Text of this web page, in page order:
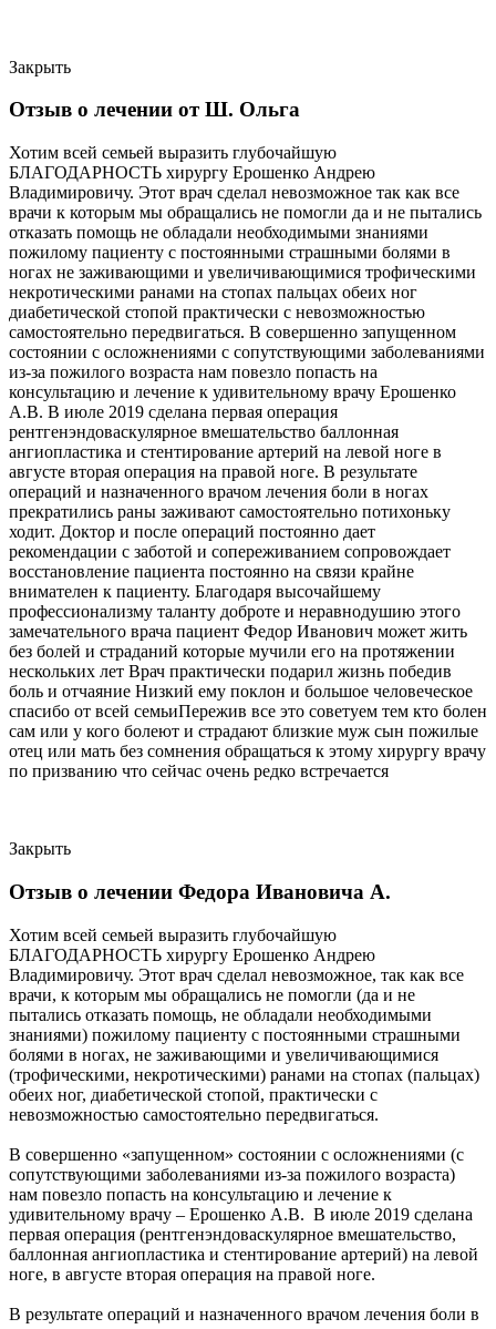
Закрыть
Отзыв о лечении от Ш. Ольга
Хотим всей семьей выразить глубочайшую
БЛАГОДАРНОСТЬ хирургу Ерошенко Андрею
Владимировичу. Этот врач сделал невозможное так как все
врачи к которым мы обращались не помогли да и не пытались
отказать помощь не обладали необходимыми знаниями
пожилому пациенту с постоянными страшными болями в
ногах не заживающими и увеличивающимися трофическими
некротическими ранами на стопах пальцах обеих ног
диабетической стопой практически с невозможностью
самостоятельно передвигаться. В совершенно запущенном
состоянии с осложнениями с сопутствующими заболеваниями
из-за пожилого возраста нам повезло попасть на
консультацию и лечение к удивительному врачу Ерошенко
А.В. В июле 2019 сделана первая операция
рентгенэндоваскулярное вмешательство баллонная
ангиопластика и стентирование артерий на левой ноге в
августе вторая операция на правой ноге. В результате
операций и назначенного врачом лечения боли в ногах
прекратились раны заживают самостоятельно потихоньку
ходит. Доктор и после операций постоянно дает
рекомендации с заботой и сопереживанием сопровождает
восстановление пациента постоянно на связи крайне
внимателен к пациенту. Благодаря высочайшему
профессионализму таланту доброте и неравнодушию этого
замечательного врача пациент Федор Иванович может жить
без болей и страданий которые мучили его на протяжении
нескольких лет Врач практически подарил жизнь победив
боль и отчаяние Низкий ему поклон и большое человеческое
спасибо от всей семьиПережив все это советуем тем кто болен
сам или у кого болеют и страдают близкие муж сын пожилые
отец или мать без сомнения обращаться к этому хирургу врачу
по призванию что сейчас очень редко встречается
Закрыть
Отзыв о лечении Федора Ивановича А.
Хотим всей семьей выразить глубочайшую
БЛАГОДАРНОСТЬ хирургу Ерошенко Андрею
Владимировичу. Этот врач сделал невозможное, так как все
врачи, к которым мы обращались не помогли (да и не
пытались отказать помощь, не обладали необходимыми
знаниями) пожилому пациенту с постоянными страшными
болями в ногах, не заживающими и увеличивающимися
(трофическими, некротическими) ранами на стопах (пальцах)
обеих ног, диабетической стопой, практически с
невозможностью самостоятельно передвигаться.
В совершенно «запущенном» состоянии с осложнениями (с
сопутствующими заболеваниями из-за пожилого возраста)
нам повезло попасть на консультацию и лечение к
удивительному врачу – Ерошенко А.В. В июле 2019 сделана
первая операция (рентгенэндоваскулярное вмешательство,
баллонная ангиопластика и стентирование артерий) на левой
ноге, в августе вторая операция на правой ноге.
В результате операций и назначенного врачом лечения боли в